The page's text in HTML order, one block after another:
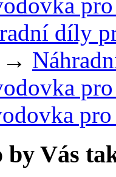
díly
→
by Vás